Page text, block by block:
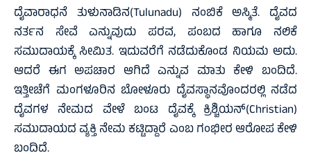
ದೈವಾರಾಧನೆ ತುಳುನಾಡಿನ(Tulunadu) ನಂಬಿಕೆ ಅಸ್ಮಿತೆ. ದೈವದ
ನರ್ತನ ಸೇವೆ ಎನ್ನುವುದು ಪರವ, ಪಂಬದ ಹಾಗೂ ನಲಿಕೆ
ಸಮುದಾಯಕ್ಕೆ ಸೀಮಿತ. ಇದುವರೆಗೆ ನಡೆದುಕೊಂಡ ನಿಯಮ ಅದು.
ಆದರೆ ಈಗ ಅಪಚಾರ ಆಗಿದೆ ಎನ್ನುವ ಮಾತು ಕೇಳಿ ಬಂದಿದೆ.
ಇತ್ತೀಚೆಗೆ ಮಂಗಳೂರಿನ ಬೋಳೂರು ದೈವಸ್ಥಾನವೊಂದರಲ್ಲಿ ನಡೆದ
ದೈವಗಳ ನೇಮದ ವೇಳೆ ಬಂಟ ದೈವಕ್ಕೆ ಕ್ರಿಶ್ಚಿಯನ್(Christian)
ಸಮುದಾಯದ ವ್ಯಕ್ತಿ ನೇಮ ಕಟ್ಟಿದ್ದಾರೆ ಎಂಬ ಗಂಭೀರ ಆರೋಪ ಕೇಳಿ
ಬಂದಿದೆ.